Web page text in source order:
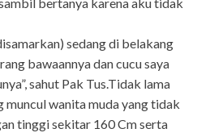
sedang di belakang
bawaannya dan cucu saya
sahut Pak Tus.Tidak lama
muncul wanita muda yang tidak
tinggi sekitar 160 Cm serta